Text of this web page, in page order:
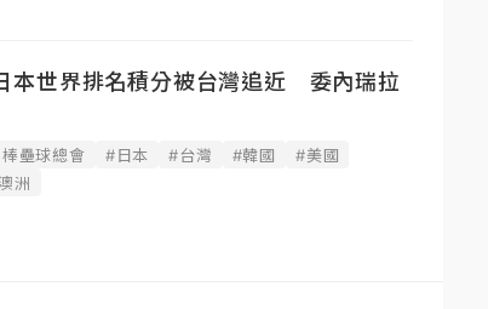
本世界排名積分被台灣追近 委內瑞拉
壘球總會 #日本 #台灣 #韓國
#美國
洲